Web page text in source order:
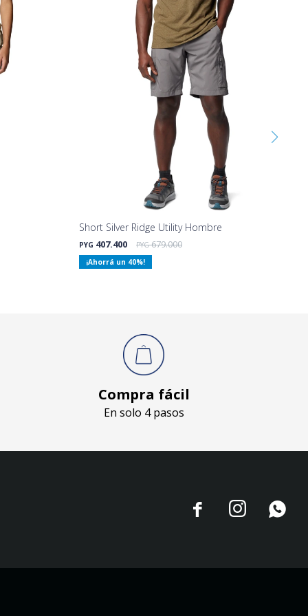
Short Silver Ridge Utility Hombre
PYG 407.400 PYG 679.000
40
Compra fácil
En solo 4 pasos
  